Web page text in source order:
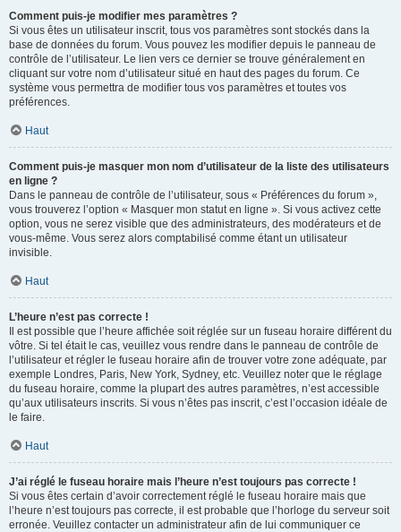
Comment puis-je modifier mes paramètres ?
Si vous êtes un utilisateur inscrit, tous vos paramètres sont stockés dans la
base de données du forum. Vous pouvez les modifier depuis le panneau de
contrôle de l’utilisateur. Le lien vers ce dernier se trouve généralement en
cliquant sur votre nom d’utilisateur situé en haut des pages du forum. Ce
système vous permettra de modifier tous vos paramètres et toutes vos
préférences.
Haut
Comment puis-je masquer mon nom d’utilisateur de la liste des utilisateurs
en ligne ?
Dans le panneau de contrôle de l’utilisateur, sous « Préférences du forum »,
vous trouverez l’option « Masquer mon statut en ligne ». Si vous activez cette
option, vous ne serez visible que des administrateurs, des modérateurs et de
vous-même. Vous serez alors comptabilisé comme étant un utilisateur
invisible.
Haut
L’heure n’est pas correcte !
Il est possible que l’heure affichée soit réglée sur un fuseau horaire différent du
vôtre. Si tel était le cas, veuillez vous rendre dans le panneau de contrôle de
l’utilisateur et régler le fuseau horaire afin de trouver votre zone adéquate, par
exemple Londres, Paris, New York, Sydney, etc. Veuillez noter que le réglage
du fuseau horaire, comme la plupart des autres paramètres, n’est accessible
qu’aux utilisateurs inscrits. Si vous n’êtes pas inscrit, c’est l’occasion idéale de
le faire.
Haut
J’ai réglé le fuseau horaire mais l’heure n’est toujours pas correcte !
Si vous êtes certain d’avoir correctement réglé le fuseau horaire mais que
l’heure n’est toujours pas correcte, il est probable que l’horloge du serveur soit
erronée. Veuillez contacter un administrateur afin de lui communiquer ce